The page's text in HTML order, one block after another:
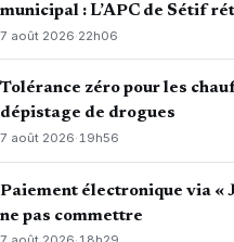
municipal : L’APC de Sétif
7 août 2026·22h06
Tolérance zéro pour les
dépistage de drogues
7 août 2026·19h56
Paiement électronique via «
ne pas commettre